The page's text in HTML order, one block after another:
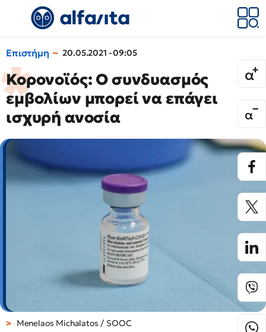
Επιστήμη 20.05.2021 - 09:05
Κορονοϊός: Ο συνδυασμός
εμβολίων μπορεί να επάγει
ισχυρή ανοσία
Menelaos Michalatos / SOOC